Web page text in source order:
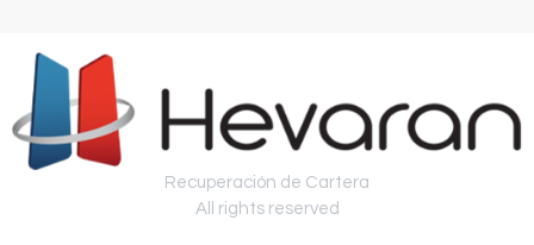
Recuperación de Cartera
All rights reserved